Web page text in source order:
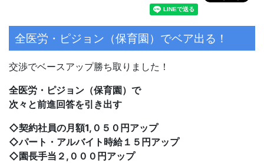
全医労・ピジョン（保育園）でベア出る！
交渉でベースアップ勝ち取りました！
全医労・ピジョン（保育園）で
次々と前進回答を引き出す
◇契約社員の月額1,０５０円アップ
◇パート・アルバイト時給１５円アップ
◇園長手当２,０００円アップ